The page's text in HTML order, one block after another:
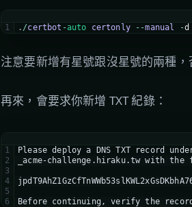
1
. /certbot -auto certonly --manual -d
注意要新增有星號跟沒星號的兩種
再來，會要求你新增 TXT 紀錄：
1
2
3
4
5
6
Please deploy a DNS TXT record
_acme-challenge.hiraku.tw with
Before continuing, verify the